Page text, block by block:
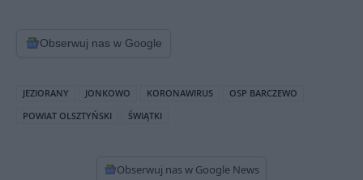
Obserwuj nas w Google
JEZIORANY JONKOWO KORONAWIRUS
OSP BARCZEWO
POWIAT OLSZTYŃSKI
ŚWIĄTKI
Obserwuj nas w Google News